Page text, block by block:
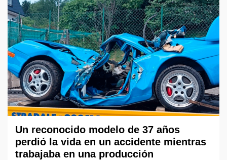
Un reconocido modelo de 37 años
perdió la vida en un accidente mientras
trabajaba en una producción